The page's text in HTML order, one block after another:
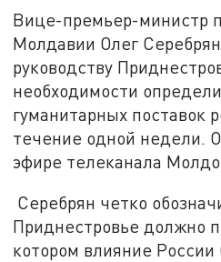
Вице-премьер-министр
Молдавии Олег
руководству
необходимости
гуманитарных поставок
течение одной недели.
эфире телеканала
Серебрян четко
Приднестровье должно
котором влияние